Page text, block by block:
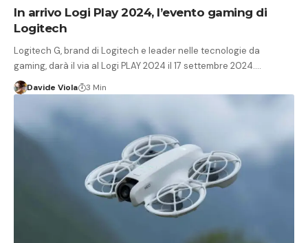
In arrivo Logi Play 2024, l’evento gaming di
Logitech
Logitech G, brand di Logitech e leader nelle tecnologie da
gaming, darà il via al Logi PLAY 2024 il 17 settembre 2024.…
Davide Viola 3 Min